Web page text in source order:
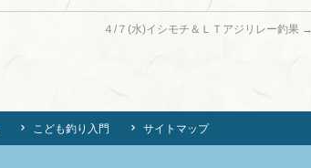
４/７(水)イシモチ＆ＬＴアジリレー釣果 →
こども釣り入門 サイトマップ